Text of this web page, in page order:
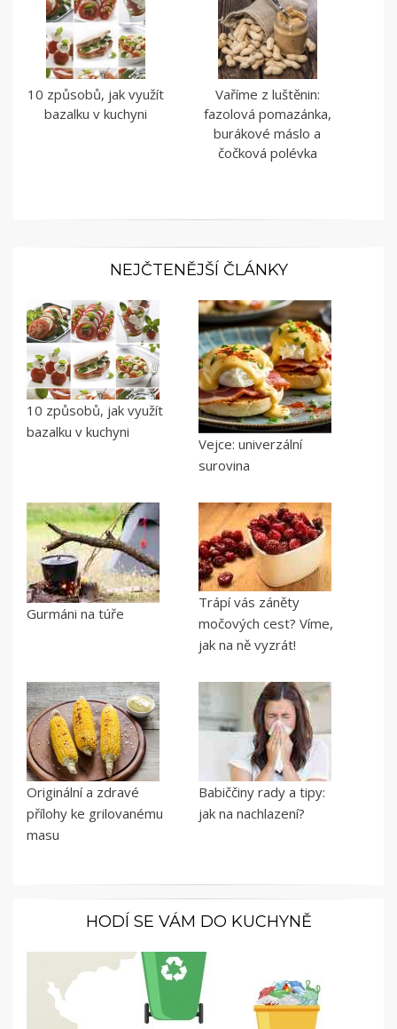
10 způsobů, jak využít
bazalku v kuchyni
Vaříme z luštěnin:
fazolová pomazánka,
burákové máslo a
čočková polévka
NEJČTENĚJŠÍ ČLÁNKY
10 způsobů, jak využít
bazalku v kuchyni
Vejce: univerzální
surovina
Gurmáni na túře
Trápí vás záněty
močových cest? Víme,
jak na ně vyzrát!
Originální a zdravé
přílohy ke grilovanému
masu
Babiččiny rady a tipy:
jak na nachlazení?
HODÍ SE VÁM DO KUCHYNĚ